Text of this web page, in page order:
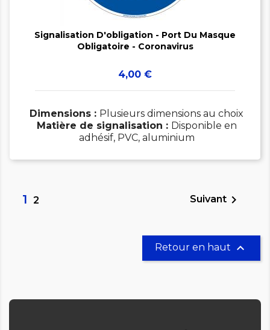
Signalisation D'obligation - Port Du Masque
Obligatoire - Coronavirus
Prix
4,00 €
Dimensions : Plusieurs dimensions au choix
Matière de signalisation : Disponible en
adhésif, PVC, aluminium
1 2 Suivant 
Retour en haut 